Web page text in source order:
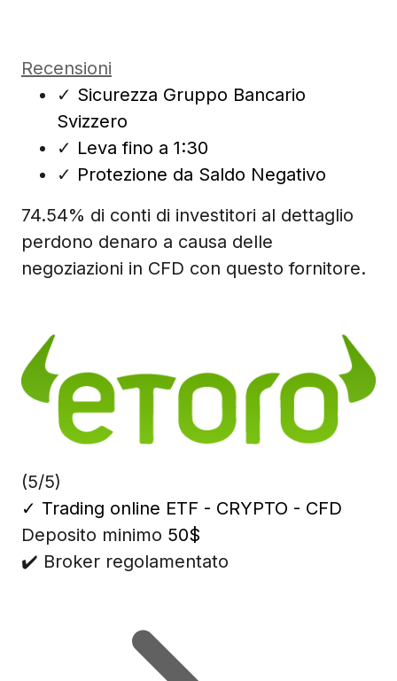
Recensioni
✓ Sicurezza Gruppo Bancario
Svizzero
✓ Leva fino a 1:30
✓ Protezione da Saldo Negativo
74.54% di conti di investitori al dettaglio
perdono denaro a causa delle
negoziazioni in CFD con questo fornitore.
(5/5)
✓ Trading online ETF - CRYPTO - CFD
Deposito minimo 50$
✔️ Broker regolamentato